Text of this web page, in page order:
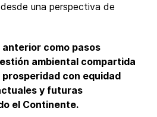
una perspectiva de
como pasos
ambiental compartida
con equidad
y futuras
el Continente.